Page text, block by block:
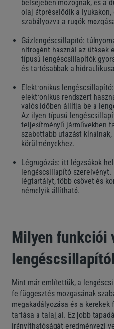
belsejében mozognak, és a
olaj átpréselődik a
szabályozva a rugók
Gázlengéscsillapító:
nitrogént használ az ütések
típusú lengéscsillapítók
és tartósabbak a
Elektronikus
elektronikus rendszert
valós időben állítja be a
Az ilyen típusú
teljesítményű járművekben
szabottabb utazást
körülményekhez.
Légrugózás: itt légzsákok
lengéscsillapító szerelvényt.
légtartályt, több csövet és
némelyik állítható.
Milyen funkciói
Mint már említettük, a
felfüggesztés mozgásának
megakadályozása és a
tartása a talajjal. Ez jobb
irányíthatóságát eredményezi